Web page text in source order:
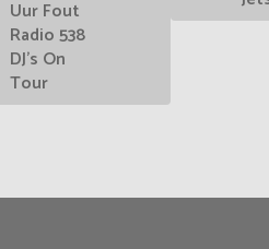
Uur Fout
Radio 538
DJ's On
Tour